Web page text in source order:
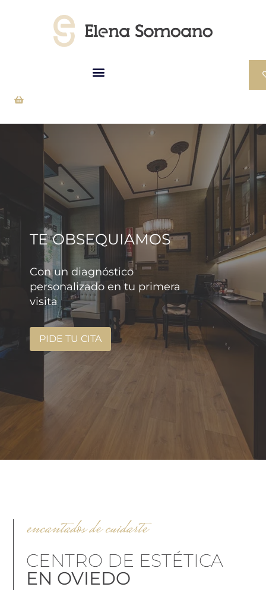
TE OBSEQUIAMOS
Con un diagnóstico
personalizado en tu primera
visita
PIDE TU CITA
encantados de cuidarte
CENTRO DE ESTÉTICA
EN OVIEDO